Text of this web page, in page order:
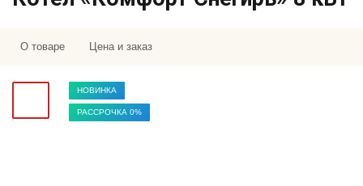
О товаре Цена и заказ
НОВИНКА
РАССРОЧКА 0%